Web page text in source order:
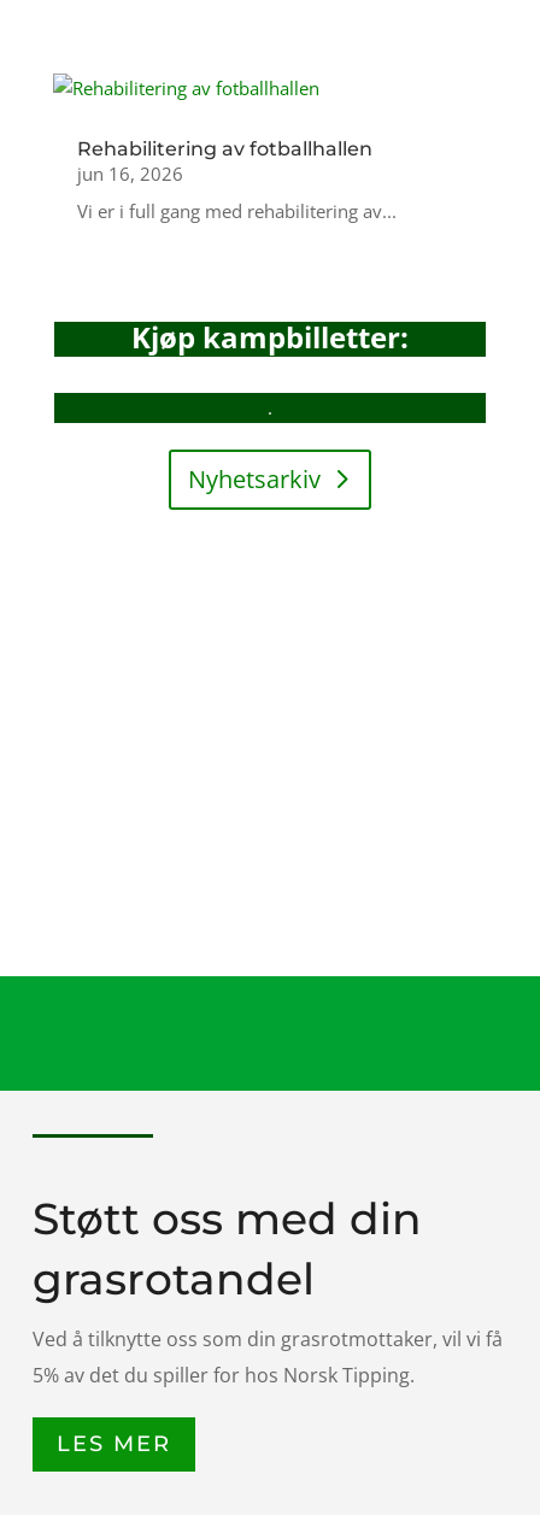
Rehabilitering av fotballhallen
jun 16, 2026
Vi er i full gang med rehabilitering av...
Kjøp kampbilletter:
.
Nyhetsarkiv
Støtt oss med din
grasrotandel
Ved å tilknytte oss som din grasrotmottaker, vil vi få
5% av det du spiller for hos Norsk Tipping.
LES MER